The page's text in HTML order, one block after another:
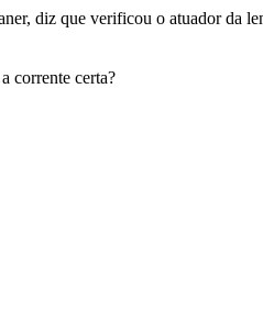
diz que verificou o atuador da
corrente certa?